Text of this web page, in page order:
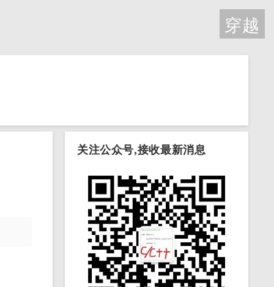
关注公众号,接收最新消息
穿越